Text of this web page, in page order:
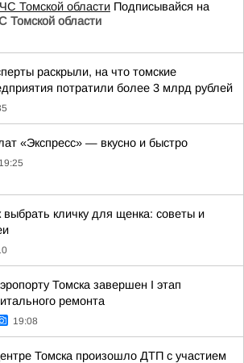
Томской области Подписывайся на
Томской области
раскрыли, на что томские
потратили более 3 млрд рублей
«Экспресс» — вкусно и быстро
19:25
выбрать кличку для щенка: советы и
Томска завершен I этап
ремонта
19:08
Томска произошло ДТП с участием